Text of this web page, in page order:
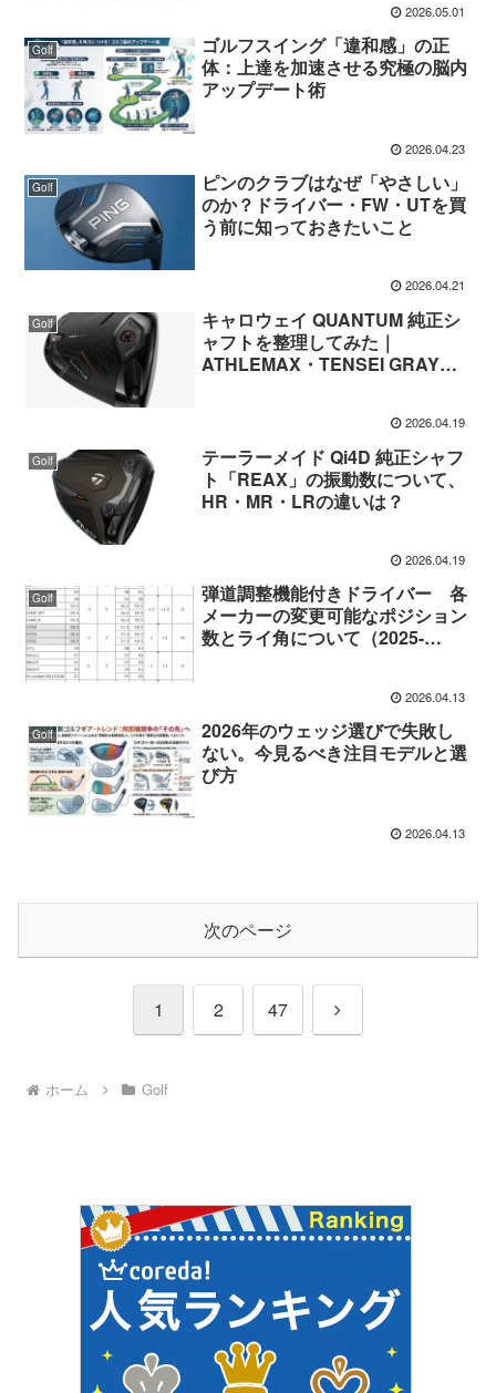
2026.05.01
Golf
ゴルフスイング「違和感」の正
体：上達を加速させる究極の脳内
アップデート術
2026.04.23
Golf
ピンのクラブはなぜ「やさしい」
のか？ドライバー・FW・UTを買
う前に知っておきたいこと
2026.04.21
Golf
キャロウェイ QUANTUM 純正シ
ャフトを整理してみた｜
ATHLEMAX・TENSEI GRAY・
2026.04.19
Golf
テーラーメイド Qi4D 純正シャフ
ト「REAX」の振動数について、
HR・MR・LRの違いは？
2026.04.19
Golf
弾道調整機能付きドライバー 各
メーカーの変更可能なポジション
数とライ角について（2025-
2026.04.13
Golf
2026年のウェッジ選びで失敗し
ない。今見るべき注目モデルと選
び方
2026.04.13
次のページ
1 2 47
次
ホーム Golf